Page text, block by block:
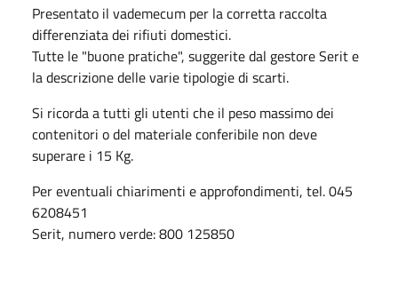
Presentato il vademecum per la corretta raccolta
differenziata dei rifiuti domestici.
Tutte le "buone pratiche", suggerite dal gestore Serit e
la descrizione delle varie tipologie di scarti.
Si ricorda a tutti gli utenti che il peso massimo dei
contenitori o del materiale conferibile non deve
superare i 15 Kg.
Per eventuali chiarimenti e approfondimenti, tel. 045
6208451
Serit, numero verde: 800 125850